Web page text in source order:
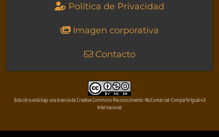
Política de Privacidad
Imagen corporativa
Contacto
Esta obra está bajo una licencia de Creative Commons Reconocimiento-NoComercial-CompartirIgual 4.0
Internacional